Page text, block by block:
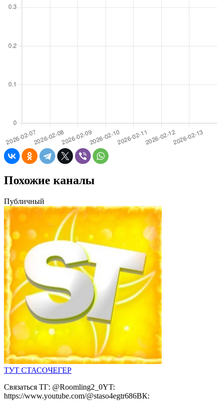
Похожие каналы
Публичный
ТУТ СТАСОЧЕГЕР
Связаться ТГ: @Roomling2_0YT:
https://www.youtube.com/@staso4egtr686ВК: